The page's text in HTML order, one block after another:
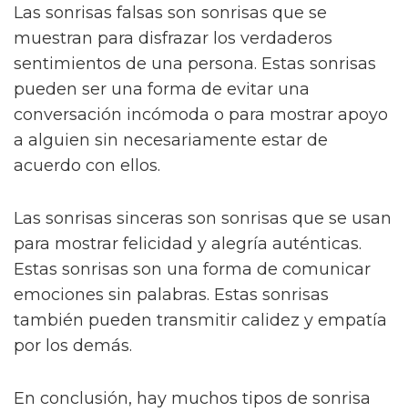
Las sonrisas falsas son sonrisas que se
muestran para disfrazar los verdaderos
sentimientos de una persona. Estas sonrisas
pueden ser una forma de evitar una
conversación incómoda o para mostrar apoyo
a alguien sin necesariamente estar de
acuerdo con ellos.
Las sonrisas sinceras son sonrisas que se usan
para mostrar felicidad y alegría auténticas.
Estas sonrisas son una forma de comunicar
emociones sin palabras. Estas sonrisas
también pueden transmitir calidez y empatía
por los demás.
En conclusión, hay muchos tipos de sonrisa